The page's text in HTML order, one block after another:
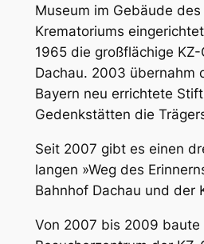
Museum im Gebäude
Krematoriums
1965 die großflächige
Dachau. 2003 übernahm
Bayern neu errichtete
Gedenkstätten die
Seit 2007 gibt es einen
langen »Weg des
Bahnhof Dachau und der
Von 2007 bis 2009 baute